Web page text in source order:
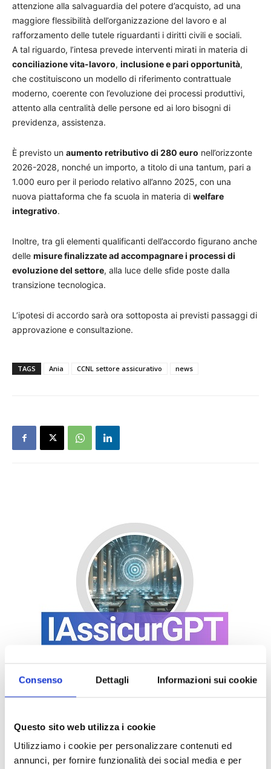
Consenso Dettagli Informazioni sui cookie
Questo sito web utilizza i cookie
Utilizziamo i cookie per personalizzare contenuti ed
annunci, per fornire funzionalità dei social media e per
attenzione alla salvaguardia del potere d’acquisto, ad una
maggiore flessibilità dell’organizzazione del lavoro e al
rafforzamento delle tutele riguardanti i diritti civili e sociali.
A tal riguardo, l’intesa prevede interventi mirati in materia di
conciliazione vita-lavoro, inclusione e pari opportunità,
che costituiscono un modello di riferimento contrattuale
moderno, coerente con l’evoluzione dei processi produttivi,
attento alla centralità delle persone ed ai loro bisogni di
previdenza, assistenza.
È previsto un aumento retributivo di 280 euro nell’orizzonte
2026-2028, nonché un importo, a titolo di una tantum, pari a
1.000 euro per il periodo relativo all’anno 2025, con una
nuova piattaforma che fa scuola in materia di welfare
integrativo.
Inoltre, tra gli elementi qualificanti dell’accordo figurano anche
delle misure finalizzate ad accompagnare i processi di
evoluzione del settore, alla luce delle sfide poste dalla
transizione tecnologica.
L’ipotesi di accordo sarà ora sottoposta ai previsti passaggi di
approvazione e consultazione.
TAGS Ania CCNL settore assicurativo news